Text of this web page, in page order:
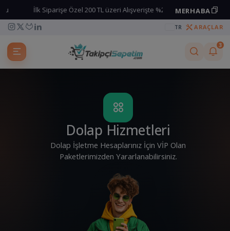
İlk Siparişe Özel 200 TL üzeri Alışverişte %25 İndirim kodu
MERHABA
Kuponu kopyala
TR ARAÇLAR
3
Dolap Hizmetleri
Dolap İşletme Hesaplarınız İçin VİP Olan
Paketlerimizden Yararlanabilirsiniz.